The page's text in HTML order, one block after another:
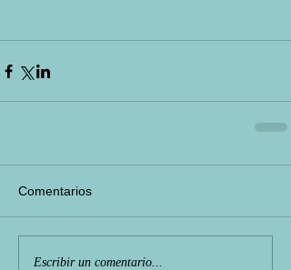
Comentarios
Escribir un comentario...